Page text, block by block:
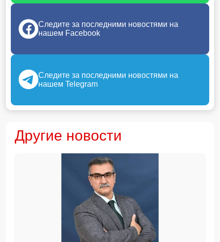
Следите за последними новостями на
нашем Facebook
Следите за последними новостями на
нашем Telegram
Другие новости